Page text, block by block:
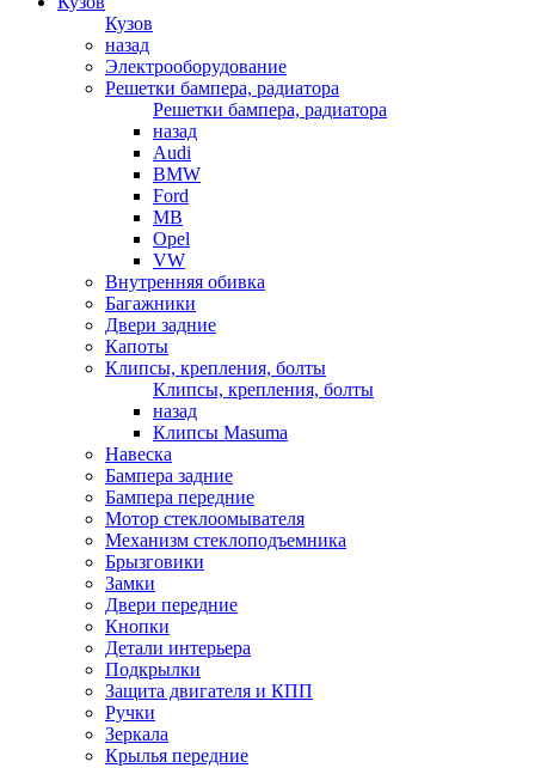
Кузов
назад
Электрооборудование
Решетки бампера, радиатора
Решетки бампера, радиатора
назад
Audi
BMW
Ford
MB
Opel
VW
Внутренняя обивка
Багажники
Двери задние
Капоты
Клипсы, крепления, болты
Клипсы, крепления, болты
назад
Клипсы Masuma
Навеска
Бампера задние
Бампера передние
Мотор стеклоомывателя
Механизм стеклоподъемника
Брызговики
Замки
Двери передние
Кнопки
Детали интерьера
Подкрылки
Защита двигателя и КПП
Ручки
Зеркала
Крылья передние